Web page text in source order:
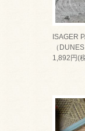
ISAGER
（DUNES
1,892円(